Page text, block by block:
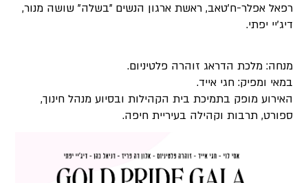
רפאל אפלר-ח'טאב, ראשת ארגון הנשים "בשלה" שושה מנור,
דיג'יי יפתי.
מנחה: מלכת הדראג זוהרה פלטיניום.
במאי ומפיק: חגי אייד.
האירוע מופק בתמיכת בית הקהילות ובסיוע מנהל חינוך,
ספורט, תרבות וקהילה בעיריית חיפה.